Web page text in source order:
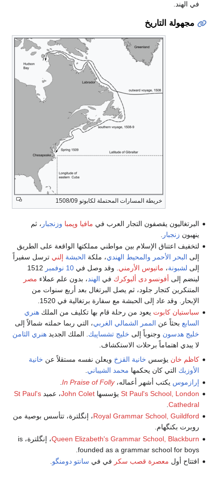
في الهند.
مجهولة التاريخ
خريطة المسارات المحتملة لكابوتو 1508/09
البرتغاليون يقصفون التجار العرب في مافيا وپمبا وزنجبار ، ثم
ينهبون زنجبار
لتخفيف اعتناق الإسلام بين مواطني مملكتها الواقعة على الطريق
إلى البحر الأحمر والمحيط الهندي، ملكة الحبشة إلني ترسل سفيراً
إلى لشبونة، ماتيوس الأرمني . وقد وصل في10 نوفمبر
1512
لينضم إلى أفونسو دى ألبوكرك في الهند، بدون علم عملاء مصر
المتنكرين كتجار جلود، ثم يصل البرتغال بعد أربع سنوات من
الإبحار. وقد عاد إلى الحبشة مع سفارة برتغالية في 1520.
سباستيان كابوت يعود من رحلة قام بها تكليف من الملكهنري
السابع بحثاً عن الممر الشمالي الغربي، التي ربما حملته شمالاً إلى
خليج هدسون وجنوباً إلى خليج تشساپيك. الملك الجديدهنري الثامن
لا يبدي اهتماماً برحلات الاستكشاف.
كاظم خان يؤسس خانية القزخ ويعلن نفسه مستقلاً عن خانية
الأوزبك التي كان يحكمها محمد الشيباني.
إرازموس يكتب أشهر أعماله،In Praise of Folly
St Paul's School, London يؤسسهاJohn Colet، عميدSt Paul's
Cathedral
Royal Grammar School, Guildford، إنگلترة، تتأسس بوصية من
روبرت بكنگهام.
Queen Elizabeth's Grammar School, Blackburn
، إنگلترة، is
founded as a grammar school for boys.
افتتاح أول معصرة قصب سكر في في سانتو دومنگو.